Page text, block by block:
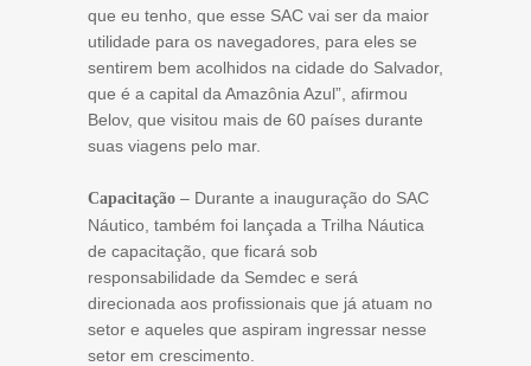
que eu tenho, que esse SAC vai ser da maior
utilidade para os navegadores, para eles se
sentirem bem acolhidos na cidade do Salvador,
que é a capital da Amazônia Azul”, afirmou
Belov, que visitou mais de 60 países durante
suas viagens pelo mar.
Capacitação – Durante a inauguração do SAC
Náutico, também foi lançada a Trilha Náutica
de capacitação, que ficará sob
responsabilidade da Semdec e será
direcionada aos profissionais que já atuam no
setor e aqueles que aspiram ingressar nesse
setor em crescimento.